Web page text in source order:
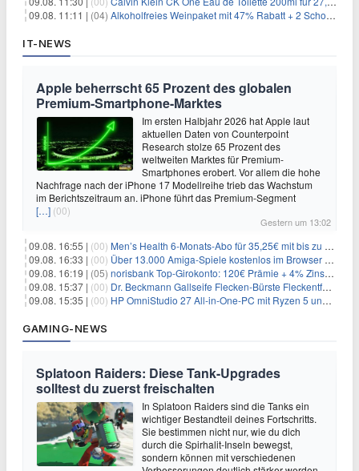
09.08. 11:11 | (04) Alkoholfreies Weinpaket mit 47% Rabatt + 2 Schott Zwiesel Gläser GRATIS für 29,99€
IT-NEWS
Apple beherrscht 65 Prozent des globalen
Premium-Smartphone-Marktes
Im ersten Halbjahr 2026 hat Apple laut
aktuellen Daten von Counterpoint
Research stolze 65 Prozent des
weltweiten Marktes für Premium-
Smartphones erobert. Vor allem die hohe
Nachfrage nach der iPhone 17 Modellreihe trieb das Wachstum
im Berichtszeitraum an. iPhone führt das Premium-Segment
[…] (00)
Gestern um 13:02
09.08. 16:55 | (00) Men’s Health 6-Monats-Abo für 35,25€ mit bis zu 30€ Gutschein
09.08. 16:33 | (00) Über 13.000 Amiga-Spiele kostenlos im Browser spielen
09.08. 16:19 | (05) norisbank Top-Girokonto: 120€ Prämie + 4% Zinsen p.a. (6 Monate)
09.08. 15:37 | (00) Dr. Beckmann Gallseife Flecken-Bürste Fleckentferner 250 ml für 1,25€
09.08. 15:35 | (00) HP OmniStudio 27 All-in-One-PC mit Ryzen 5 und 1 TB SSD für 699€
GAMING-NEWS
Splatoon Raiders: Diese Tank-Upgrades
solltest du zuerst freischalten
In Splatoon Raiders sind die Tanks ein
wichtiger Bestandteil deines Fortschritts.
Sie bestimmen nicht nur, wie du dich
durch die Spirhalit-Inseln bewegst,
sondern können mit verschiedenen